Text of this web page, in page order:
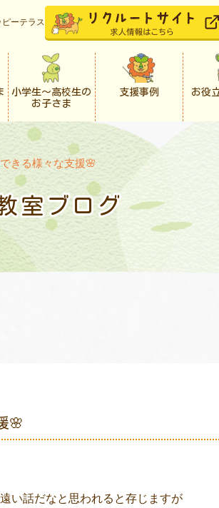
ーテラス
小学生〜高校生の
お子さま
支援事例 お役
きる様々な支援🌸
室ブログ
🌸
い話だなと思われると存じますが